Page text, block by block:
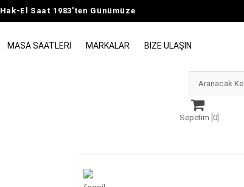
Hak-El Saat 1983'ten Günümüze
MASA SAATLERI MARKALAR BIZE ULAŞIN
Sepetim [ 0]